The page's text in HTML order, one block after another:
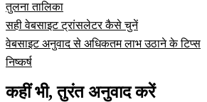
तुलना तालिका
सही वेबसाइट ट्रांसलेटर कैसे चुनें
वेबसाइट अनुवाद से अधिकतम लाभ उठाने के टिप्स
निष्कर्ष
कहीं भी, तुरंत अनुवाद करें